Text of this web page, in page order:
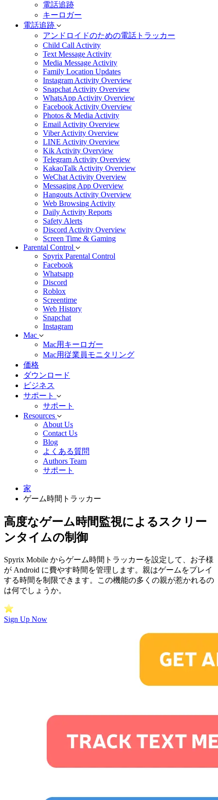
電話追跡
キーロガー
電話追跡
アンドロイドのための電話トラッカー
Child Call Activity
Text Message Activity
Media Message Activity
Family Location Updates
Instagram Activity Overview
Snapchat Activity Overview
WhatsApp Activity Overview
Facebook Activity Overview
Photos & Media Activity
Email Activity Overview
Viber Activity Overview
LINE Activity Overview
Kik Activity Overview
Telegram Activity Overview
KakaoTalk Activity Overview
WeChat Activity Overview
Messaging App Overview
Hangouts Activity Overview
Web Browsing Activity
Daily Activity Reports
Safety Alerts
Discord Activity Overview
Screen Time & Gaming
Parental Control
Spyrix Parental Control
Facebook
Whatsapp
Discord
Roblox
Screentime
Web History
Snapchat
Instagram
Mac
Mac用キーロガー
Mac用従業員モニタリング
価格
ダウンロード
ビジネス
サポート
サポート
Resources
About Us
Contact Us
Blog
よくある質問
Authors Team
サポート
家
ゲーム時間トラッカー
高度なゲーム時間監視によるスクリー
ンタイムの制御
Spyrix Mobile からゲーム時間トラッカーを設定して、お子様
が Android に費やす時間を管理します。親はゲームをプレイ
する時間を制限できます。この機能の多くの親が惹かれるの
は何でしょうか。
Sign Up Now